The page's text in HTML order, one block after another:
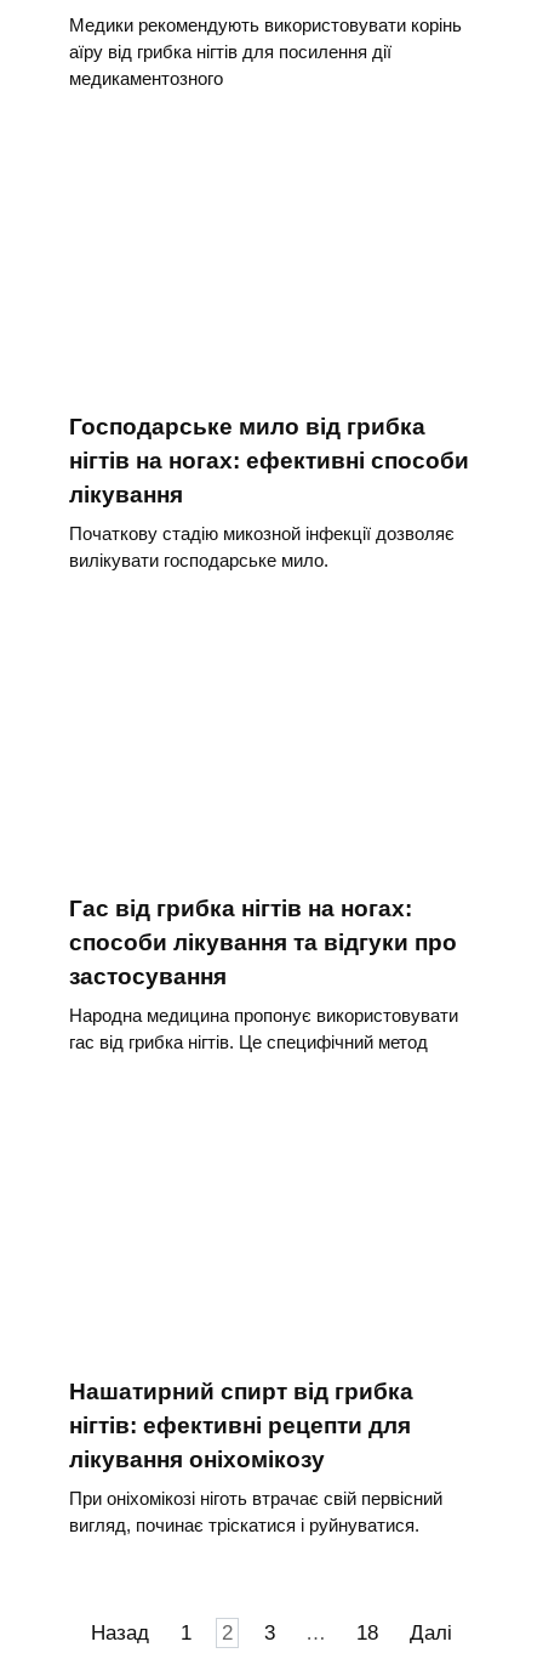
Медики рекомендують використовувати корінь
аїру від грибка нігтів для посилення дії
медикаментозного
Господарське мило від грибка
нігтів на ногах: ефективні способи
лікування
Початкову стадію микозной інфекції дозволяє
вилікувати господарське мило.
Гас від грибка нігтів на ногах:
способи лікування та відгуки про
застосування
Народна медицина пропонує використовувати
гас від грибка нігтів. Це специфічний метод
Нашатирний спирт від грибка
нігтів: ефективні рецепти для
лікування оніхомікозу
При оніхомікозі ніготь втрачає свій первісний
вигляд, починає тріскатися і руйнуватися.
ПагінаціяНазад 1 2 3 … 18 Далі